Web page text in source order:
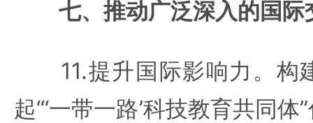
七、推动广泛深入的国际
11.提升国际影响力。构
起“‘一带一路’科技教育共同